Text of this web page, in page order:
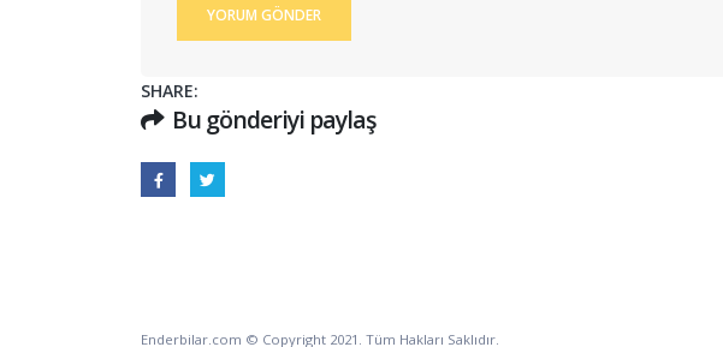
SHARE:
Bu gönderiyi paylaş
Enderbilar.com © Copyright 2021. Tüm Hakları Saklıdır.